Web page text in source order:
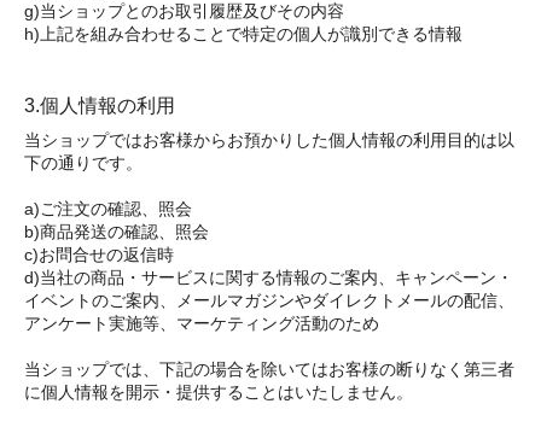
g)当ショップとのお取引履歴及びその内容
h)上記を組み合わせることで特定の個人が識別できる情報
3.個人情報の利用
当ショップではお客様からお預かりした個人情報の利用目的は以
下の通りです。
a)ご注文の確認、照会
b)商品発送の確認、照会
c)お問合せの返信時
d)当社の商品・サービスに関する情報のご案内、キャンペーン・
イベントのご案内、メールマガジンやダイレクトメールの配信、
アンケート実施等、マーケティング活動のため
当ショップでは、下記の場合を除いてはお客様の断りなく第三者
に個人情報を開示・提供することはいたしません。